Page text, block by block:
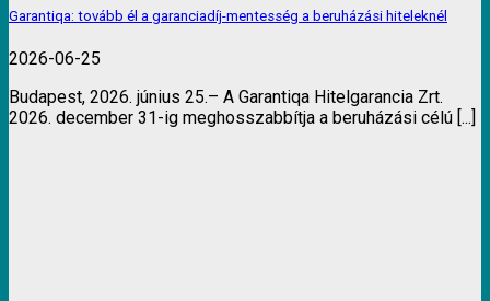
Garantiqa: tovább él a garanciadíj-mentesség a beruházási hiteleknél
2026-06-25
Budapest, 2026. június 25.– A Garantiqa Hitelgarancia Zrt.
2026. december 31-ig meghosszabbítja a beruházási célú [...]